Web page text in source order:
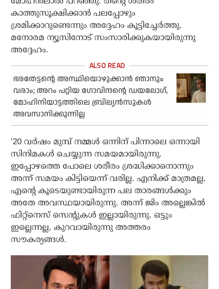
കാത്തുസൂക്ഷിക്കാന്‍ പലപ്പോഴും
ശ്രമിക്കാറുണ്ടെന്നും അദ്ദേഹം കൂട്ടിച്ചേര്‍ത്തു.
മനോരമ ന്യൂസിനോട് സംസാരിക്കുകയായിരുന്നു
അദ്ദേഹം.
ഭരതേട്ടന്റെ അസ്ഥിയൊഴുക്കാന്‍ ഞാനും
വരാം; അറം പറ്റിയ ഗോവിന്ദന്റെ ഡയലോഗ്,
മോഹിനിയാട്ടത്തിലെ ബ്രില്യന്‍സുകള്‍
അവസാനിക്കുന്നില്ല
’20 വര്‍ഷം മുമ്പ് നമ്മള്‍ ഒന്നിന് പിന്നാലെ ഒന്നായി
സിനിമകള്‍ ചെയ്യുന്ന സമയമായിരുന്നു.
ഇപ്പോഴത്തെ പോലെ ശരീരം ശ്രദ്ധിക്കാനൊന്നും
അന്ന് സമയം കിട്ടിയെന്ന് വരില്ല. എനിക്ക് മാത്രമല്ല,
എന്റെ കൂടെയുണ്ടായിരുന്ന പല താരങ്ങള്‍ക്കും
അതേ അവസ്ഥയായിരുന്നു. അന്ന് ജിം അല്ലെങ്കില്‍
ഫിറ്റ്‌നെസ് സെന്റുകള്‍ ഇല്ലായിരുന്നു. ഒട്ടും
ഇല്ലെന്നല്ല, കുറവായിരുന്നു അത്തരം
സൗകര്യങ്ങള്‍.